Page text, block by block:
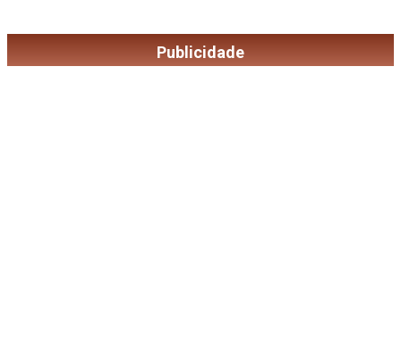
Publicidade